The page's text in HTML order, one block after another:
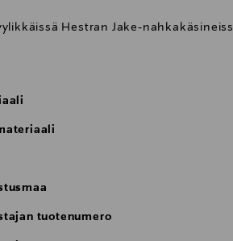
Hestran Jake-
tuotenumero